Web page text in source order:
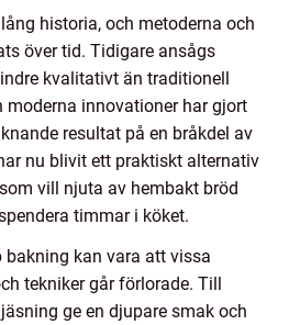
historia, och metoderna och
över tid. Tidigare ansågs
kvalitativt än traditionell
moderna innovationer har gjort
resultat på en bråkdel av
nu blivit ett praktiskt alternativ
vill njuta av hembakt bröd
timmar i köket.
bakning kan vara att vissa
tekniker går förlorade. Till
ge en djupare smak och